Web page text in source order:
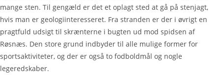
mange sten. Til gengæld er det et oplagt sted at gå på stenjagt,
hvis man er geologiinteresseret. Fra stranden er der i øvrigt en
pragtfuld udsigt til skrænterne i bugten ud mod spidsen af
Røsnæs. Den store grund indbyder til alle mulige former for
sportsaktiviteter, og der er også to fodboldmål og nogle
legeredskaber.